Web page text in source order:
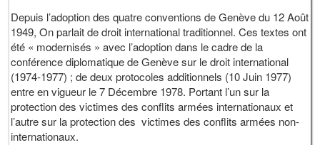
Depuis l’adoption des quatre conventions de Genève du 12 Août
1949, On parlait de droit international traditionnel. Ces textes ont
été « modernisés » avec l’adoption dans le cadre de la
conférence diplomatique de Genève sur le droit international
(1974-1977) ; de deux protocoles additionnels (10 Juin 1977)
entre en vigueur le 7 Décembre 1978. Portant l’un sur la
protection des victimes des conflits armées internationaux et
l’autre sur la protection des victimes des conflits armées non-
internationaux.